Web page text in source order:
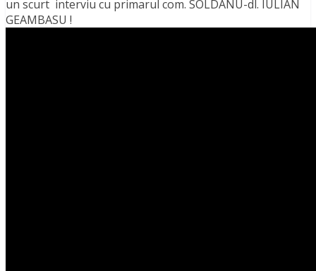
un scurt interviu cu primarul com. SOLDANU-dl. IULIAN
GEAMBASU !